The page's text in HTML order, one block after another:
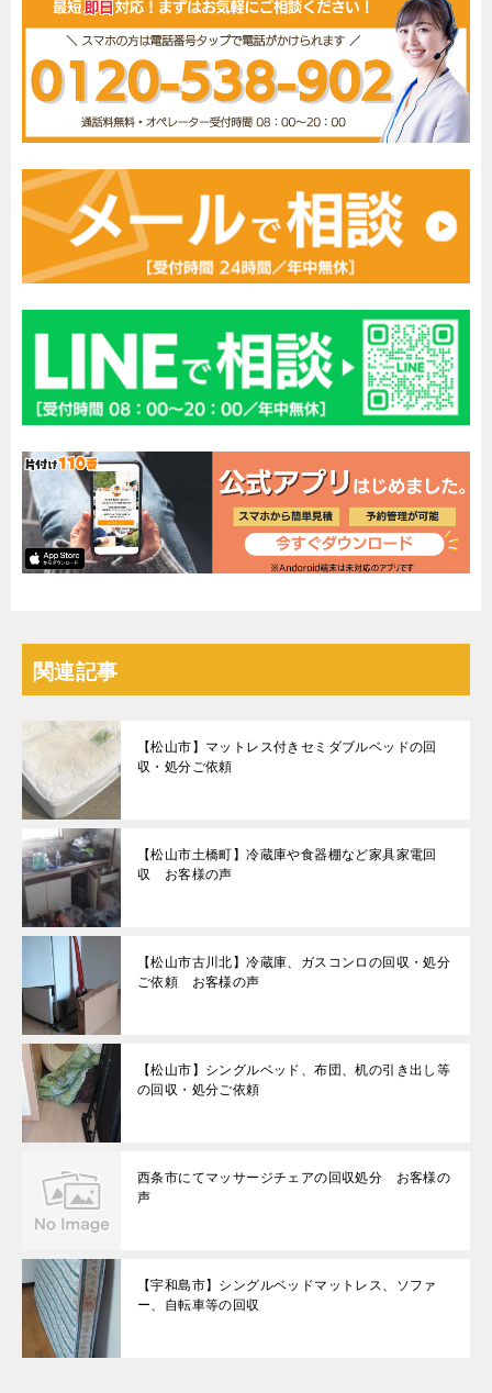
関連記事
【松山市】マットレス付きセミダブルベッドの回
収・処分ご依頼
【松山市土橋町】冷蔵庫や食器棚など家具家電回
収 お客様の声
【松山市古川北】冷蔵庫、ガスコンロの回収・処分
ご依頼 お客様の声
【松山市】シングルベッド、布団、机の引き出し等
の回収・処分ご依頼
西条市にてマッサージチェアの回収処分 お客様の
声
【宇和島市】シングルベッドマットレス、ソファ
ー、自転車等の回収